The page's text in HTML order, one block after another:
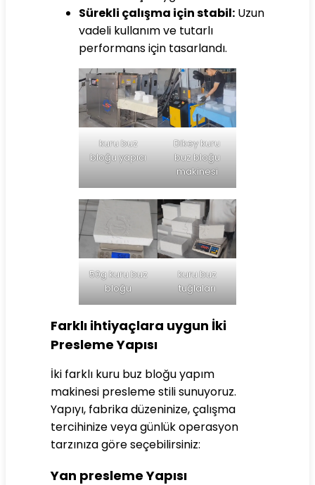
Sürekli çalışma için stabil: Uzun
vadeli kullanım ve tutarlı
performans için tasarlandı.
kuru buz
bloğu yapıcı
Dikey kuru
buz bloğu
makinesi
50g kuru buz
bloğu
kuru buz
tuğlaları
Farklı ihtiyaçlara uygun İki
Presleme Yapısı
İki farklı kuru buz bloğu yapım
makinesi presleme stili sunuyoruz.
Yapıyı, fabrika düzeninize, çalışma
tercihinize veya günlük operasyon
tarzınıza göre seçebilirsiniz:
Yan presleme Yapısı